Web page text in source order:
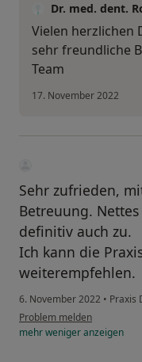
Dr. med. dent.
Vielen herzlichen
sehr freundliche
Team
17. November 2022
Sehr zufrieden,
Betreuung.
definitiv auch zu.
Ich kann die
weiterempfehlen.
6. November 2022 • Praxis
Problem melden
mehrwenigeranzeigen